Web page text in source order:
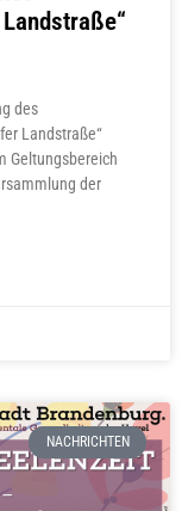
des
Landstraße“
Geltungsbereich
der
NACHRICHTEN